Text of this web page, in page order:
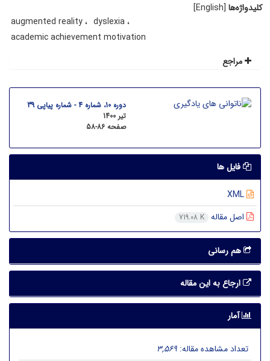
کلیدواژه‌ها [English]
augmented reality
dyslexia
academic achievement motivation
مراجع
دوره 10، شماره 4 - شماره پیاپی 39
تیر 1400
صفحه 58-86
فایل ها
اصل مقاله 719.08 K
هم رسانی
ارجاع به این مقاله
آمار
تعداد مشاهده مقاله: 3,569